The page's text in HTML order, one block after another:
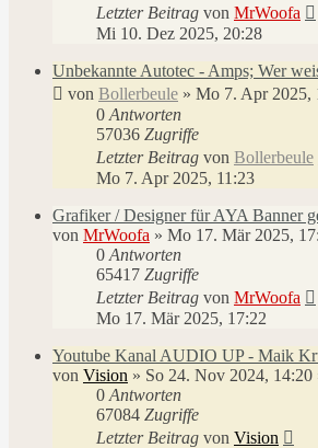
Letzter Beitrag von MrWoofa
Mi 10. Dez 2025, 20:28
Unbekannte Autotec - Amps; Wer
von Bollerbeule » Mo 7. Apr 2025,
0 Antworten
57036 Zugriffe
Letzter Beitrag von Bollerbeule
Mo 7. Apr 2025, 11:23
Grafiker / Designer für AYA Banner
von MrWoofa » Mo 17. Mär 2025,
0 Antworten
65417 Zugriffe
Letzter Beitrag von MrWoofa
Mo 17. Mär 2025, 17:22
Youtube Kanal AUDIO UP - Maik
von Vision » So 24. Nov 2024, 14:20
0 Antworten
67084 Zugriffe
Letzter Beitrag von Vision